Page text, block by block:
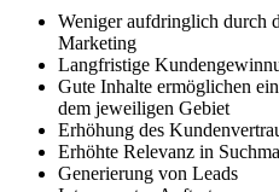
Weniger aufdringlich durch
Marketing
Langfristige
Gute Inhalte ermöglichen
dem jeweiligen Gebiet
Erhöhung des
Erhöhte Relevanz in
Generierung von Leads